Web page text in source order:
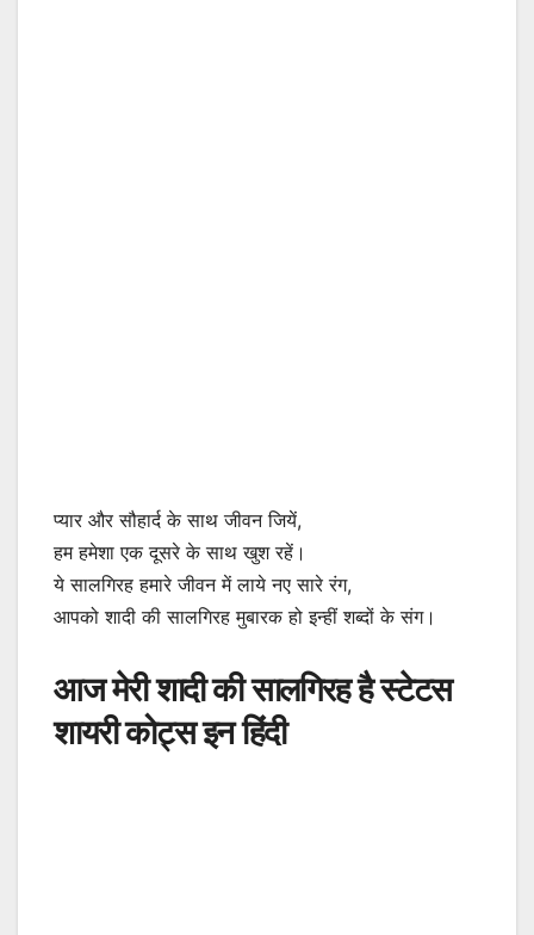
प्यार और सौहार्द के साथ जीवन जियें,
हम हमेशा एक दूसरे के साथ खुश रहें।
ये सालगिरह हमारे जीवन में लाये नए सारे रंग,
आपको शादी की सालगिरह मुबारक हो इन्हीं शब्दों के संग।
आज मेरी शादी की सालगिरह है स्टेटस
शायरी कोट्स इन हिंदी